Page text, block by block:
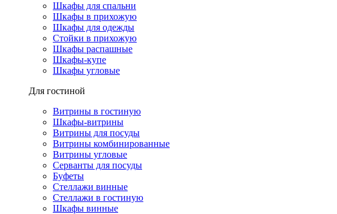
Шкафы для спальни
Шкафы в прихожую
Шкафы для одежды
Стойки в прихожую
Шкафы распашные
Шкафы-купе
Шкафы угловые
Для гостиной
Витрины в гостиную
Шкафы-витрины
Витрины для посуды
Витрины комбинированные
Витрины угловые
Серванты для посуды
Буфеты
Стеллажи винные
Стеллажи в гостиную
Шкафы винные